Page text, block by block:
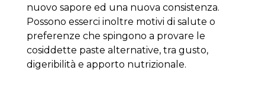
nuovo sapore ed una nuova consistenza.
Possono esserci inoltre motivi di salute o
preferenze che spingono a provare le
cosiddette paste alternative, tra gusto,
digeribilità e apporto nutrizionale.